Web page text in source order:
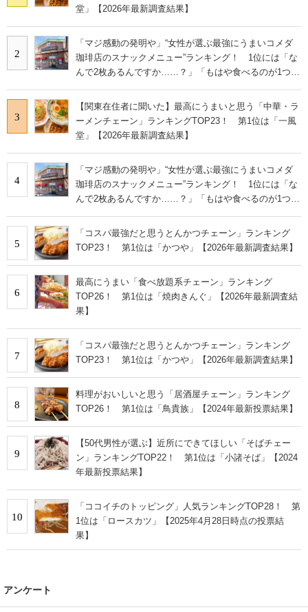
堂」【2026年最新調査結果】
2
「マジ感動の発明や」“女性が選ぶ最強にうまいコメダ
珈琲店のスナックメニュー”ランキング！ 1位には「な
んで2枚あるんですか……？」「もはや食べるのが1つの
3
【関東在住者に聞いた】最高にうまいと思う「中華・ラ
ーメンチェーン」ランキングTOP23！ 第1位は「一風
堂」【2026年最新調査結果】
4
「マジ感動の発明や」“女性が選ぶ最強にうまいコメダ
珈琲店のスナックメニュー”ランキング！ 1位には「な
んで2枚あるんですか……？」「もはや食べるのが1つの
5
「コスパ最強だと思うとんかつチェーン」ランキング
TOP23！ 第1位は「かつや」【2026年最新調査結果】
6
最高にうまい「食べ放題系チェーン」ランキング
TOP26！ 第1位は「焼肉きんぐ」【2026年最新調査結
果】
7
「コスパ最強だと思うとんかつチェーン」ランキング
TOP23！ 第1位は「かつや」【2026年最新調査結果】
8
料理がおいしいと思う「居酒屋チェーン」ランキング
TOP26！ 第1位は「鳥貴族」【2024年最新投票結果】
9
【50代男性が選ぶ】近所にできてほしい「そばチェー
ン」ランキングTOP22！ 第1位は「小諸そば」【2024
年最新投票結果】
10
「ココイチのトッピング」人気ランキングTOP28！ 第
1位は「ロースカツ」【2025年4月28日時点の投票結
果】
アンケート